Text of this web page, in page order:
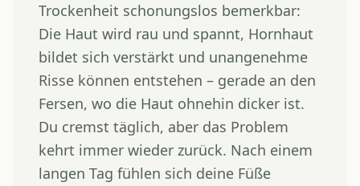
Trockenheit schonungslos bemerkbar:
Die Haut wird rau und spannt, Hornhaut
bildet sich verstärkt und unangenehme
Risse können entstehen – gerade an den
Fersen, wo die Haut ohnehin dicker ist.
Du cremst täglich, aber das Problem
kehrt immer wieder zurück. Nach einem
langen Tag fühlen sich deine Füße